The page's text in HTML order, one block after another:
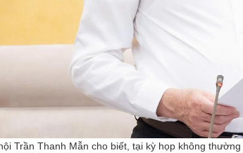
Trần Thanh Mẫn cho biết, tại kỳ họp không